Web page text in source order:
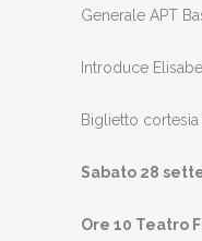
Generale APT
Introduce
Biglietto
Sabato 28
Ore 10 Teatro